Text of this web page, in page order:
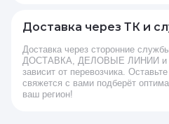
Доставка через ТК и
Доставка через сторонние
ДОСТАВКА, ДЕЛОВЫЕ ЛИНИИ и
зависит от перевозчика.
свяжется с вами подберёт
ваш регион!